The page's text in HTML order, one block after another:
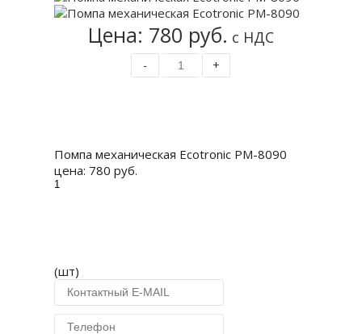
Цена: 780 руб. с НДС
- +
Помпа механическая Ecotronic PM-8090
цена: 780 руб.
(шт)